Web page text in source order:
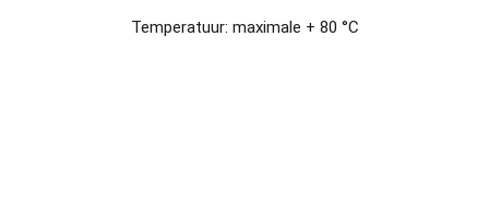
Temperatuur: maximale + 80 °C